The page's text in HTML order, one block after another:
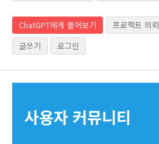
ChatGPT에게 물어보기 프로젝트 의뢰
글쓰기
로그인
사용자 커뮤니티